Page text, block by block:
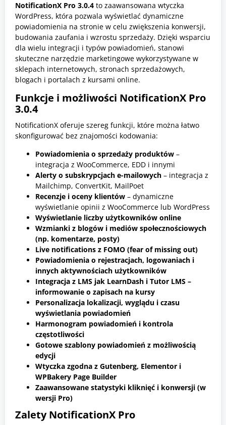
P
r
e
s
s
NotificationX Pro 3.0.4 to zaawansowana wtyczka
WordPress, która pozwala wyświetlać dynamiczne
powiadomienia na stronie w celu zwiększenia konwersji,
budowania zaufania i wzrostu sprzedaży. Dzięki wsparciu
dla wielu integracji i typów powiadomień, stanowi
skuteczne narzędzie marketingowe wykorzystywane w
sklepach internetowych, stronach sprzedażowych,
blogach i portalach z kursami online.
Funkcje i możliwości NotificationX Pro
3.0.4
NotificationX oferuje szereg funkcji, które można łatwo
skonfigurować bez znajomości kodowania:
Powiadomienia o sprzedaży produktów –
integracja z WooCommerce, EDD i innymi
Alerty o subskrypcjach e-mailowych – integracja z
Mailchimp, ConvertKit, MailPoet
Recenzje i oceny klientów – dynamiczne
wyświetlanie opinii z WooCommerce lub WordPress
Wyświetlanie liczby użytkowników online
Wzmianki z blogów i mediów społecznościowych
(np. komentarze, posty)
Live notifications z FOMO (fear of missing out)
Powiadomienia o rejestracjach, logowaniach i
innych aktywnościach użytkowników
Integracja z LMS jak LearnDash i Tutor LMS –
informowanie o zapisach na kursy
Personalizacja lokalizacji, wyglądu i czasu
wyświetlania powiadomień
Harmonogram powiadomień i kontrola
częstotliwości
Gotowe szablony powiadomień z możliwością
edycji
Wtyczka zgodna z Gutenberg, Elementor i
WPBakery Page Builder
Zaawansowane statystyki kliknięć i konwersji (w
wersji Pro)
Zalety NotificationX Pro